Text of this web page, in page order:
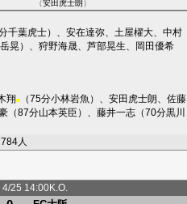
（安田虎士朗）
千葉虎士）、 安在達弥 土屋櫂大
中村
晃 ）、 狩野海晟 芦部晃生
岡田優希
翔■ （75分小林岩魚 ）、 安田虎士朗
佐藤
（87分山本英臣 ）、 藤井一志 （70分黒川
人
25 14:00K.O.